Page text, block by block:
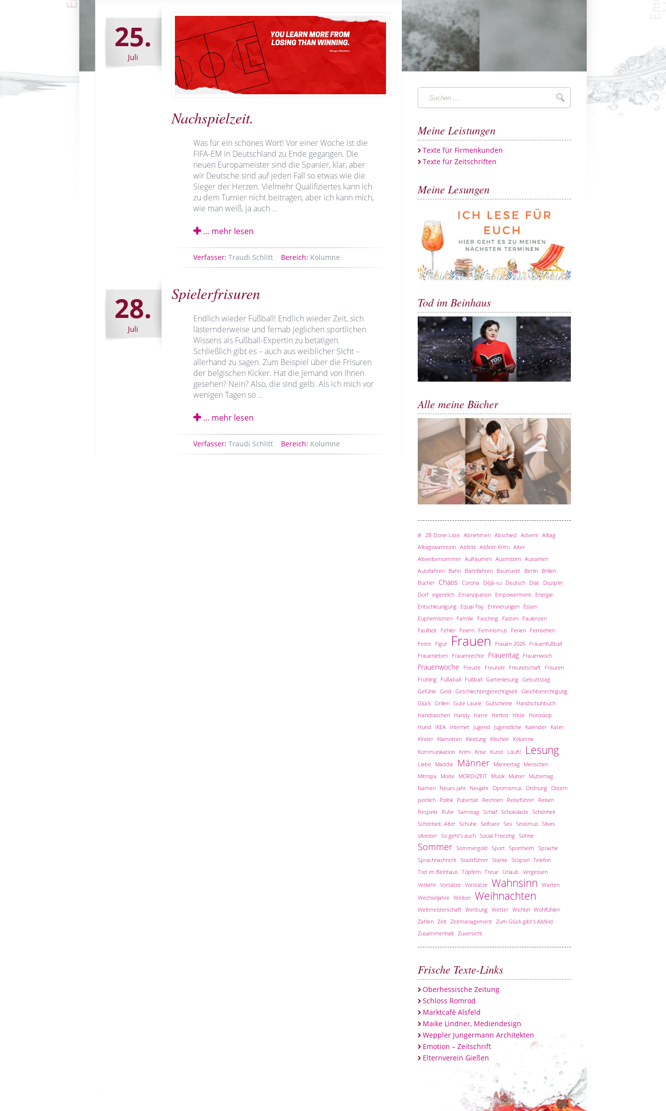
Nachspielzeit.
Was für ein schönes Wort! Vor einer Woche ist die
FIFA-EM in Deutschland zu Ende gegangen. Die
neuen Europameister sind die Spanier, klar, aber
wir Deutsche sind auf jeden Fall so etwas wie die
Sieger der Herzen. Vielmehr Qualifiziertes kann ich
zu dem Turnier nicht beitragen, aber ich kann mich,
wie man weiß, ja auch …
… mehr lesen
25.
Juli
Verfasser: Traudi Schlitt Bereich: Kolumne
Spielerfrisuren
Endlich wieder Fußball! Endlich wieder Zeit, sich
lästernderweise und fernab jeglichen sportlichen
Wissens als Fußball-Expertin zu betätigen.
Schließlich gibt es – auch aus weiblicher Sicht –
allerhand zu sagen. Zum Beispiel über die Frisuren
der belgischen Kicker. Hat die jemand von Ihnen
gesehen? Nein? Also, die sind gelb. Als ich mich vor
wenigen Tagen so …
… mehr lesen
28.
Juli
Verfasser: Traudi Schlitt Bereich: Kolumne
Suchen
…
Suchen
Meine Leistungen
Texte für Firmenkunden
Texte für Zeitschriften
Meine Lesungen
Tod im Beinhaus
Alle meine Bücher
# 2B-Done-Liste Abnehmen Abschied Advent Alltag
Alltagswahnsinn Alsfeld Alsfeld-Krimi Alter
Altweibersommer Aufräumen Ausmisten Aussehen
Autofahren
Bahn Bahnfahren Baumarkt Berlin
Brillen
Bücher
Chaos Corona Déjà-vu Deutsch Diät
Disziplin
Dorf eigentlich Emanzipation Empowerment
Energie
Entschleunigung
Equal Pay Erinnerungen
Essen
Euphemismen
Familie Fasching Fasten
Faulenzen
Faulheit
Fehler Feiern Feminismus Ferien
Fernsehen
Feste
Figur Frauen Frauen 2026
Frauenfußball
Frauenleben
Frauenrechte Frauentag Frauenwoch
Frauenwoche Freude Freunde Freundschaft
Frisuren
Frühling
Fußaball Fußball Gartenlesung Geburtstag
Gefühle Geld Geschlechtergerechtigkeit Gleichberechtigung
Glück Grillen Gute Laune Gutscheine
Handschuhbuch
Handtaschen
Handy Harre Herbst Hitze
Horoskop
Hund
IKEA Internet Jugend Jugendliche Kalender
Kater
Kinder
Klamotten Kleidung Klischee
Kolumne
Kommunikation
Krimi Krise Kunst Läuft! Lesung
Liebe Maddie Männer Männertag
Menschen
Mitropa
Mode MORDsZEIT Musik Mutter
Muttertag
Namen
Neues Jahr Neujahr Optimismus Ordnung Ostern
peinlich
Politik Pubertät Rechnen Reiseführer
Reisen
Respekt
Ruhe Samstag Schlaf Schokolade Schönheit
Schönheit; Alter Schuhe Selfcare Sex Sexismus Silves
silvester So geht's auch Social Freezing Söhne
Sommer Sommergold Sport Sportheim Sprache
Sprachnachricht Stadtführer Stärke Stöpsel Telefon
Tod im Beinhaus Töpfern Treue Urlaub Vergessen
Verkehr Vorsätze Vorstätze Wahnsinn Warten
Wechseljahre Weiber Weihnachten
Weltmeisterschaft Werbung Wetter Wichtel Wohlfühlen
Zahlen Zeit Zeitmanagement Zum Glück gibt's Alsfeld
Zusammenhalt Zuversicht
Frische Texte-Links
Oberhessische Zeitung
Schloss Romrod
Marktcafé Alsfeld
Maike Lindner, Mediendesign
Weppler Jungermann Architekten
Emotion – Zeitschrift
Elternverein Gießen